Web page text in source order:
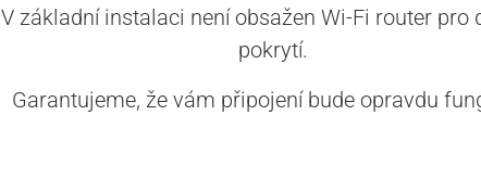
V základní instalaci není obsažen Wi-Fi router pro
pokrytí.
Garantujeme, že vám připojení bude opravdu